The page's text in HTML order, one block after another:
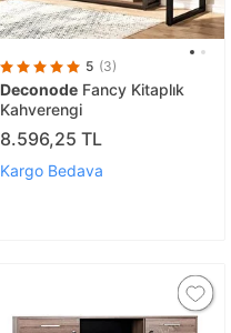
5 (3)
Deconode Fancy Kitaplık
Kahverengi
8.596,25 TL
Kargo Bedava